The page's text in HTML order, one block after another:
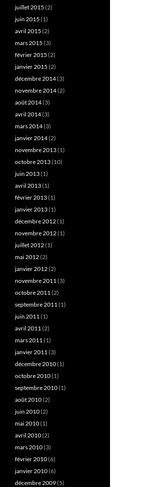
juillet 2015 (2)
juin 2015 (1)
avril 2015 (2)
mars 2015 (3)
février 2015 (2)
janvier 2015 (2)
décembre 2014(3)
novembre 2014(2)
août 2014(3)
avril 2014(3)
mars 2014(3)
janvier 2014(2)
novembre 2013(1)
octobre 2013(10)
juin 2013(1)
avril 2013(1)
février 2013(1)
janvier 2013(1)
décembre 2012(1)
novembre 2012(1)
juillet 2012(1)
mai 2012(2)
janvier 2012(2)
novembre 2011(3)
octobre 2011(2)
septembre 2011(1)
juin 2011(1)
avril 2011(2)
mars 2011(1)
janvier 2011(3)
décembre 2010(1)
octobre 2010(1)
septembre 2010(1)
août 2010(2)
juin 2010(2)
mai 2010(1)
avril 2010(2)
mars 2010(3)
février 2010(6)
janvier 2010(6)
décembre 2009(5)